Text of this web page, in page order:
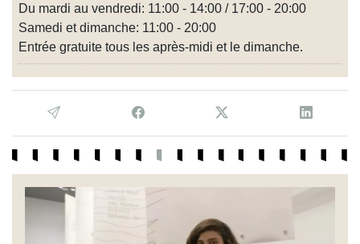
Du mardi au vendredi: 11:00 - 14:00 / 17:00 - 20:00
Samedi et dimanche: 11:00 - 20:00
Entrée gratuite tous les après-midi et le dimanche.